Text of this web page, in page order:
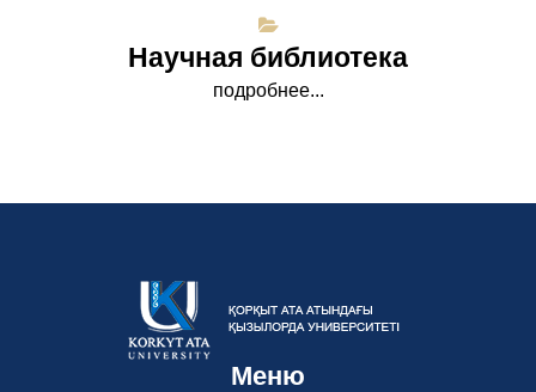
Научная библиотека
подробнее...
Меню